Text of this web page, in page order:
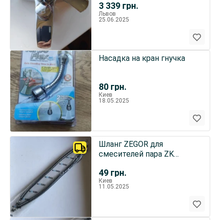
3 339 грн.
Львов
25.06.2025
80 грн.
Насадка на кран гнучка
Киев
18.05.2025
49 грн.
Шланг ZEGOR для
смесителей пара ZK
Киев
11.05.2025